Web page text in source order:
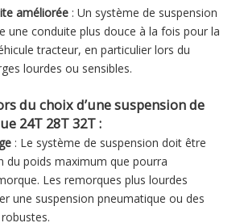
améliorée : Un système de suspension
une conduite plus douce à la fois pour la
tracteur, en particulier lors du
lourdes ou sensibles.
du choix d’une suspension de
24T 28T 32T :
: Le système de suspension doit être
du poids maximum que pourra
Les remorques plus lourdes
une suspension pneumatique ou des